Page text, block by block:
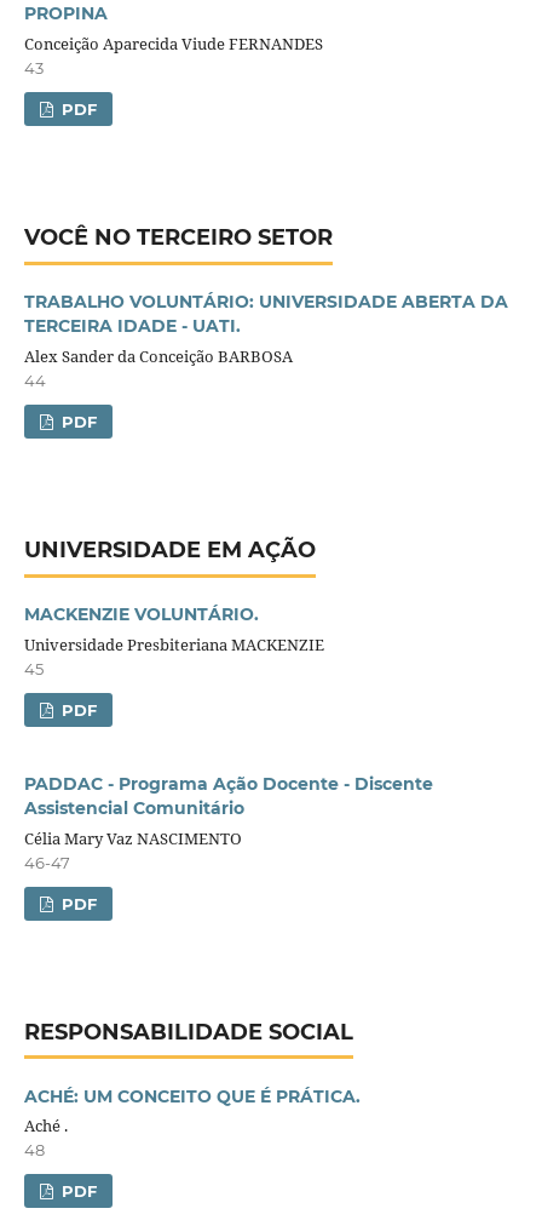
PROPINA
Conceição Aparecida Viude FERNANDES
43
PDF
VOCÊ NO TERCEIRO SETOR
TRABALHO VOLUNTÁRIO: UNIVERSIDADE ABERTA DA
TERCEIRA IDADE - UATI.
Alex Sander da Conceição BARBOSA
44
PDF
UNIVERSIDADE EM AÇÃO
MACKENZIE VOLUNTÁRIO.
Universidade Presbiteriana MACKENZIE
45
PDF
PADDAC - Programa Ação Docente - Discente
Assistencial Comunitário
Célia Mary Vaz NASCIMENTO
46-47
PDF
RESPONSABILIDADE SOCIAL
ACHÉ: UM CONCEITO QUE É PRÁTICA.
Aché .
48
PDF